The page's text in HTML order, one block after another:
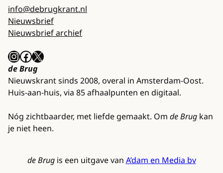
info@debrugkrant.nl
Nieuwsbrief
Nieuwsbrief archief
InstagramFacebook X
de Brug
Nieuwskrant sinds 2008, overal in Amsterdam-Oost.
Huis-aan-huis, via 85 afhaalpunten en digitaal.
Nóg zichtbaarder, met liefde gemaakt. Om de Brug kan
je niet heen.
de Brug is een uitgave van A’dam en Media bv